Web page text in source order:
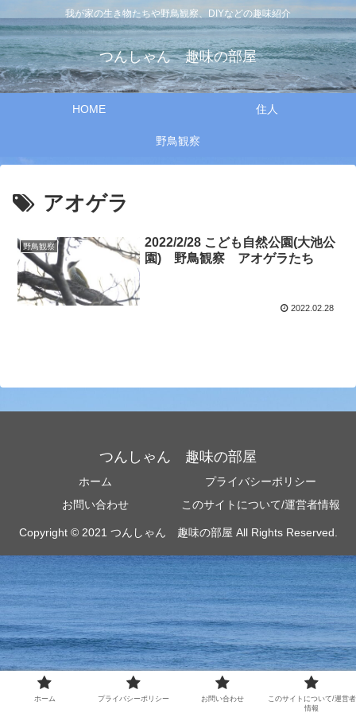
我が家の生き物たちや野鳥観察、DIYなどの趣味紹介
つんしゃん 趣味の部屋
HOME 住人
野鳥観察
アオゲラ
野鳥観察
2022/2/28 こども自然公園(大池公
園) 野鳥観察 アオゲラたち
2022.02.28
つんしゃん 趣味の部屋
ホーム
プライバシーポリシー
お問い合わせ
このサイトについて/運営者情報
Copyright © 2021 つんしゃん 趣味の部屋 All Rights Reserved.
ホーム プライバシーポリシー お問い合わせ
このサイトについて/運営者
情報